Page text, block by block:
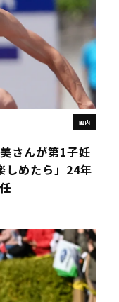
国内
さんが第1子妊
しめたら」24年